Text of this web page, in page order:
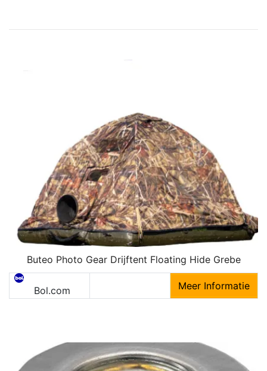
Buteo Photo Gear Drijftent Floating Hide Grebe
Bol.com Meer Informatie